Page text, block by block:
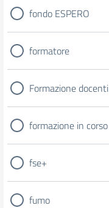
fondo ESPERO
formatore
Formazione docenti
formazione in corso
fse+
fumo